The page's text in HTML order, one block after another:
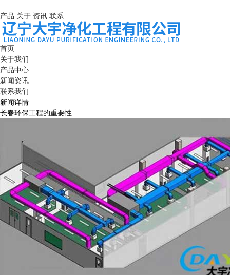
产品 关于 资讯 联系
首页
关于我们
产品中心
新闻资讯
联系我们
新闻详情
长春环保工程的重要性